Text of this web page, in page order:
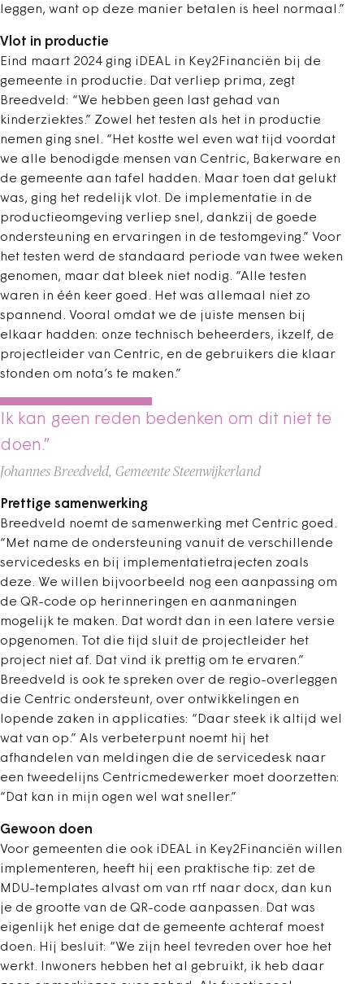
leggen, want op deze manier betalen is heel normaal.”
Vlot in productie
Eind maart 2024 ging iDEAL in Key2Financiën bij de
gemeente in productie. Dat verliep prima, zegt
Breedveld: “We hebben geen last gehad van
kinderziektes.” Zowel het testen als het in productie
nemen ging snel. “Het kostte wel even wat tijd voordat
we alle benodigde mensen van Centric, Bakerware en
de gemeente aan tafel hadden. Maar toen dat gelukt
was, ging het redelijk vlot. De implementatie in de
productieomgeving verliep snel, dankzij de goede
ondersteuning en ervaringen in de testomgeving.” Voor
het testen werd de standaard periode van twee weken
genomen, maar dat bleek niet nodig. “Alle testen
waren in één keer goed. Het was allemaal niet zo
spannend. Vooral omdat we de juiste mensen bij
elkaar hadden: onze technisch beheerders, ikzelf, de
projectleider van Centric, en de gebruikers die klaar
stonden om nota’s te maken.”
Ik kan geen reden bedenken om dit niet te
doen.”
Johannes Breedveld, Gemeente Steenwijkerland
Prettige samenwerking
Breedveld noemt de samenwerking met Centric goed.
“Met name de ondersteuning vanuit de verschillende
servicedesks en bij implementatietrajecten zoals
deze. We willen bijvoorbeeld nog een aanpassing om
de QR-code op herinneringen en aanmaningen
mogelijk te maken. Dat wordt dan in een latere versie
opgenomen. Tot die tijd sluit de projectleider het
project niet af. Dat vind ik prettig om te ervaren.”
Breedveld is ook te spreken over de regio-overleggen
die Centric ondersteunt, over ontwikkelingen en
lopende zaken in applicaties: “Daar steek ik altijd wel
wat van op.” Als verbeterpunt noemt hij het
afhandelen van meldingen die de servicedesk naar
een tweedelijns Centricmedewerker moet doorzetten:
“Dat kan in mijn ogen wel wat sneller.”
Gewoon doen
Voor gemeenten die ook iDEAL in Key2Financiën willen
implementeren, heeft hij een praktische tip: zet de
MDU-templates alvast om van rtf naar docx, dan kun
je de grootte van de QR-code aanpassen. Dat was
eigenlijk het enige dat de gemeente achteraf moest
doen. Hij besluit: “We zijn heel tevreden over hoe het
werkt. Inwoners hebben het al gebruikt, ik heb daar